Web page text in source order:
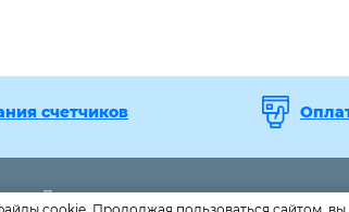
счетчиков
Дома